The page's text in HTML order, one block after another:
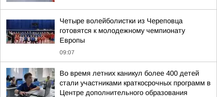
Четыре волейболистки из Череповца
готовятся к молодежному чемпионату
Европы
09:07
Во время летних каникул более 400 детей
стали участниками краткосрочных программ в
Центре дополнительного образования